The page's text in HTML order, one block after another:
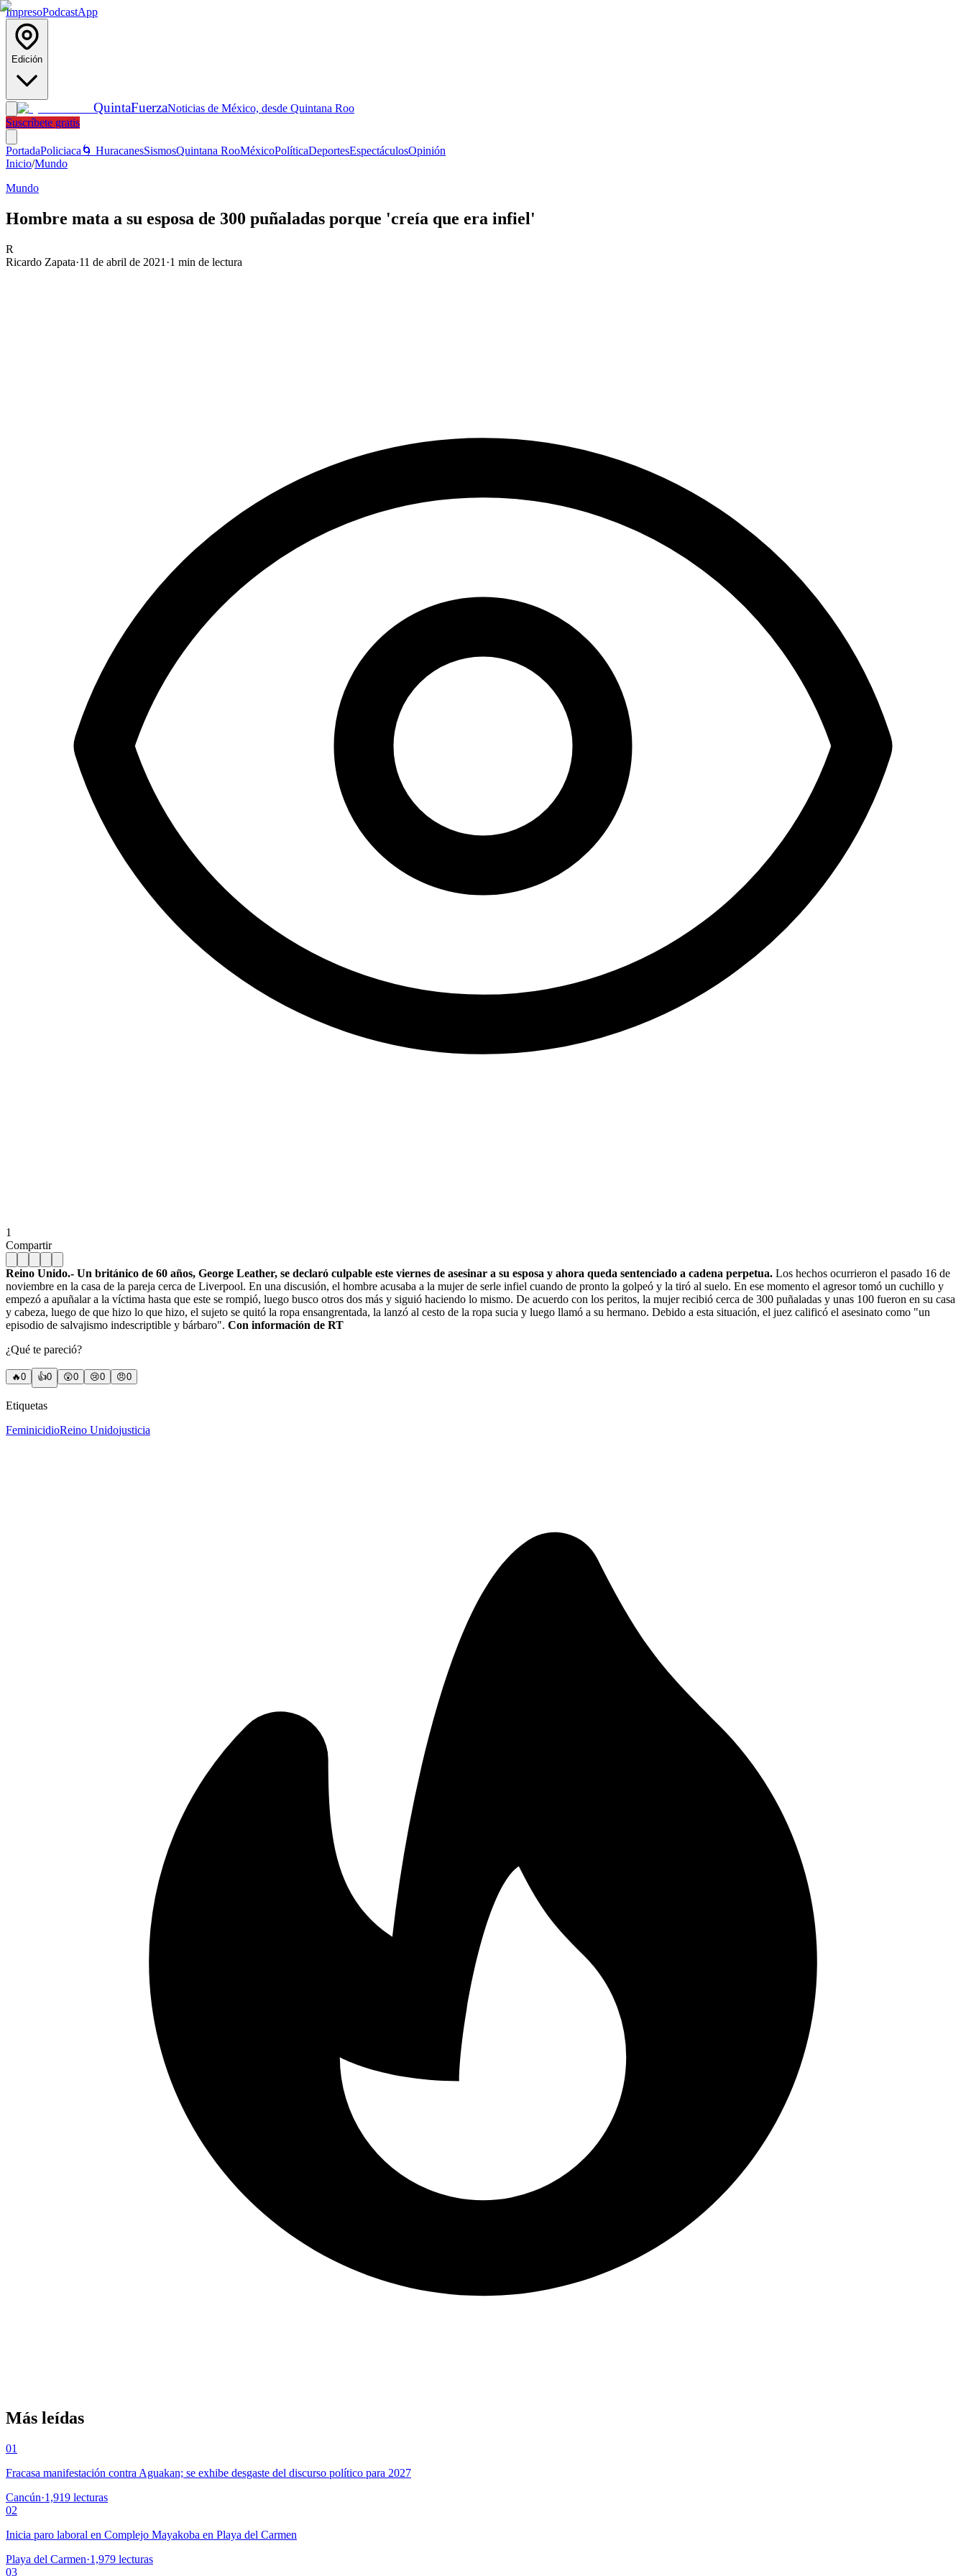
ImpresoPodcastApp
Edición
QuintaFuerzaNoticias de México, desde Quintana Roo
Suscríbete gratis
PortadaPoliciaca 🌀 HuracanesSismosQuintana RooMéxicoPolíticaDeportesEspectáculosOpinión
Inicio/Mundo
Mundo
Hombre mata a su esposa de 300 puñaladas porque 'creía que era infiel'
R
Ricardo Zapata·11 de abril de 2021 ·1 min de lectura
1
Compartir
Reino Unido.- Un británico de 60 años, George Leather, se declaró culpable este viernes de asesinar a su esposa y ahora queda sentenciado a cadena perpetua. Los hechos ocurrieron el pasado 16 de
noviembre en la casa de la pareja cerca de Liverpool. En una discusión, el hombre acusaba a la mujer de serle infiel cuando de pronto la golpeó y la tiró al suelo. En ese momento el agresor tomó un cuchillo y
empezó a apuñalar a la víctima hasta que este se rompió, luego busco otros dos más y siguió haciendo lo mismo. De acuerdo con los peritos, la mujer recibió cerca de 300 puñaladas y unas 100 fueron en su casa
y cabeza, luego de que hizo lo que hizo, el sujeto se quitó la ropa ensangrentada, la lanzó al cesto de la ropa sucia y luego llamó a su hermano. Debido a esta situación, el juez calificó el asesinato como "un
episodio de salvajismo indescriptible y bárbaro". Con información de RT
¿Qué te pareció?
🔥0 👍0 😲0 😢0 😠0
Etiquetas
FeminicidioReino Unidojusticia
Más leídas
01
Fracasa manifestación contra Aguakan; se exhibe desgaste del discurso político para 2027
Cancún·1,919 lecturas
02
Inicia paro laboral en Complejo Mayakoba en Playa del Carmen
Playa del Carmen·1,979 lecturas
03